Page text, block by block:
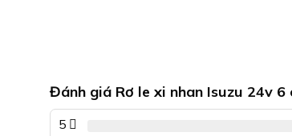
Các
tùy
chọn
Đánh giá Rơ le xi nhan Isuzu 24v 6
5